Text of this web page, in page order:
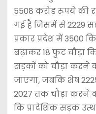
5508 करोड रूपये की
गई है जिसमें से 2229
प्रकार प्रदेश में 3500
बढ़ाकर 18 फुट चौड़ा
सड़कों को चौड़ा करने
जाएगा, जबकि शेष
2027 तक चौड़ा करने
कि प्रादेशिक सड़क